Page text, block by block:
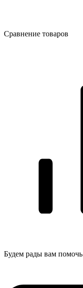
Сравнение товаров
Будем рады вам помочь